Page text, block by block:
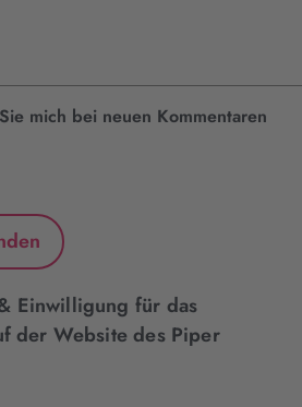
mich bei neuen Kommentaren
Einwilligung für das
der Website des Piper